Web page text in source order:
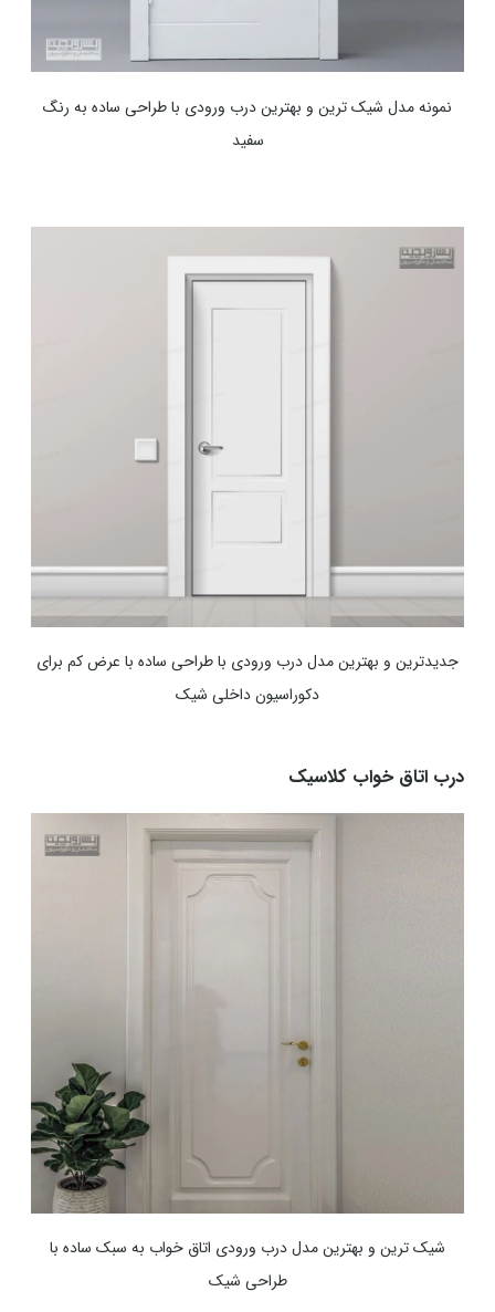
نمونه مدل شیک ترین و بهترین درب ورودی با طراحی ساده به رنگ
سفید
جدیدترین و بهترین مدل درب ورودی با طراحی ساده با عرض کم برای
دکوراسیون داخلی شیک
درب اتاق خواب کلاسیک
شیک ترین و بهترین مدل درب ورودی اتاق خواب به سبک ساده با
طراحی شیک